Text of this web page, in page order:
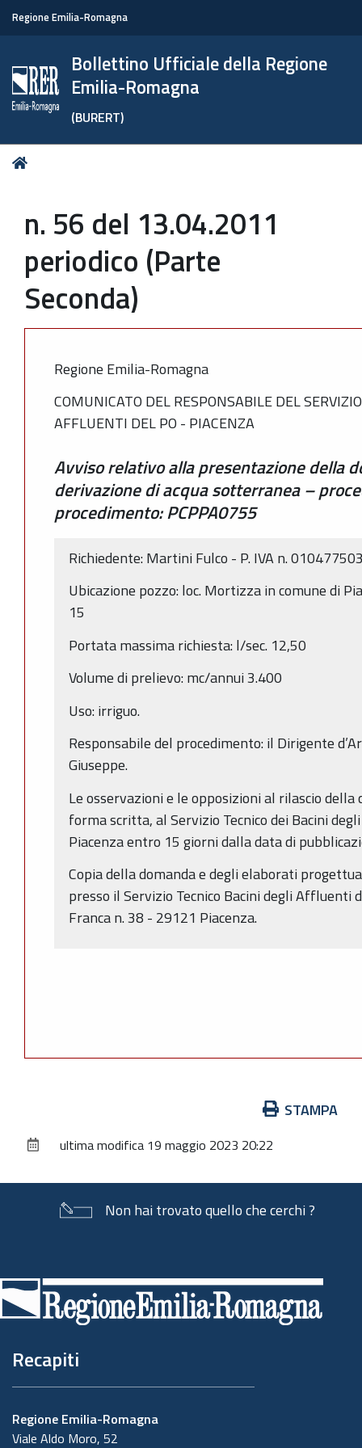
Regione Emilia-Romagna
Bollettino Ufficiale della Regione
Emilia-Romagna
(BURERT)
Tu
n. 56 del 13.04.2011
periodico (Parte
Seconda)
Regione Emilia-Romagna
COMUNICATO DEL RESPONSABILE DEL
AFFLUENTI DEL PO - PIACENZA
Avviso relativo alla presentazione della
derivazione di acqua sotterranea –
procedimento: PCPPA0755
Richiedente: Martini Fulco - P. IVA n.
Ubicazione pozzo: loc. Mortizza in comune di
15
Portata massima richiesta: l/sec. 12,50
Volume di prelievo: mc/annui 3.400
Uso: irriguo.
Responsabile del procedimento: il Dirigente
Giuseppe.
Le osservazioni e le opposizioni al rilascio
forma scritta, al Servizio Tecnico dei Bacini
Piacenza entro 15 giorni dalla data di
Copia della domanda e degli elaborati
presso il Servizio Tecnico Bacini degli Affluenti
Franca n. 38 - 29121 Piacenza.
documento
STAMPA
ultima modifica 19 maggio 2023 20:22
Non hai trovato quello che cerchi ?
di
pagina
Recapiti
Regione Emilia-Romagna
Viale Aldo Moro, 52